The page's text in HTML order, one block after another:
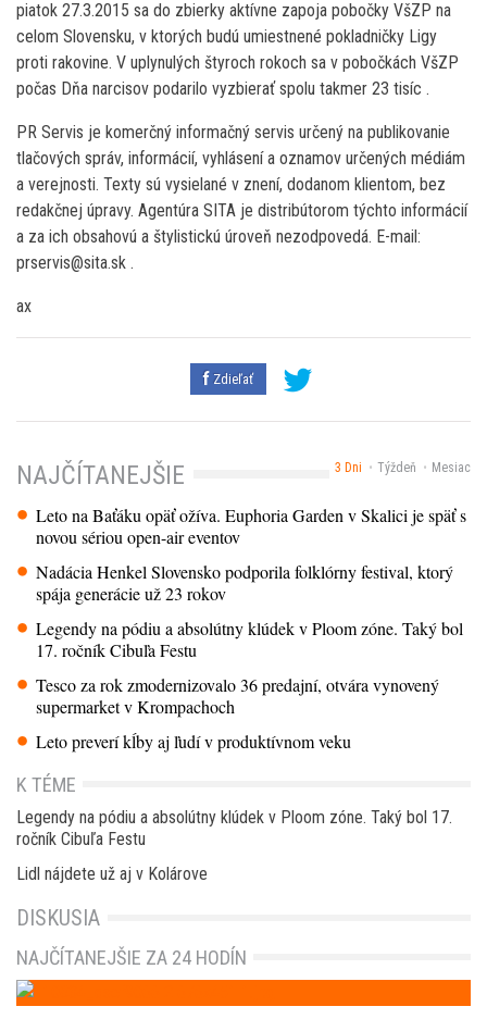
piatok 27.3.2015 sa do zbierky aktívne zapoja pobočky VšZP na
celom Slovensku, v ktorých budú umiestnené pokladničky Ligy
proti rakovine. V uplynulých štyroch rokoch sa v pobočkách VšZP
počas Dňa narcisov podarilo vyzbierať spolu takmer 23 tisíc .
PR Servis je komerčný informačný servis určený na publikovanie
tlačových správ, informácií, vyhlásení a oznamov určených médiám
a verejnosti. Texty sú vysielané v znení, dodanom klientom, bez
redakčnej úpravy. Agentúra SITA je distribútorom týchto informácií
a za ich obsahovú a štylistickú úroveň nezodpovedá. E-mail:
prservis@sita.sk .
ax
Zdieľať
3 Dni Týždeň Mesiac
NAJČÍTANEJŠIE
Leto na Baťáku opäť ožíva. Euphoria Garden v Skalici je späť s
novou sériou open-air eventov
Nadácia Henkel Slovensko podporila folklórny festival, ktorý
spája generácie už 23 rokov
Legendy na pódiu a absolútny klúdek v Ploom zóne. Taký bol
17. ročník Cibuľa Festu
Tesco za rok zmodernizovalo 36 predajní, otvára vynovený
supermarket v Krompachoch
Leto preverí kĺby aj ľudí v produktívnom veku
K TÉME
Legendy na pódiu a absolútny klúdek v Ploom zóne. Taký bol 17.
ročník Cibuľa Festu
Lidl nájdete už aj v Kolárove
DISKUSIA
NAJČÍTANEJŠIE ZA 24 HODÍN